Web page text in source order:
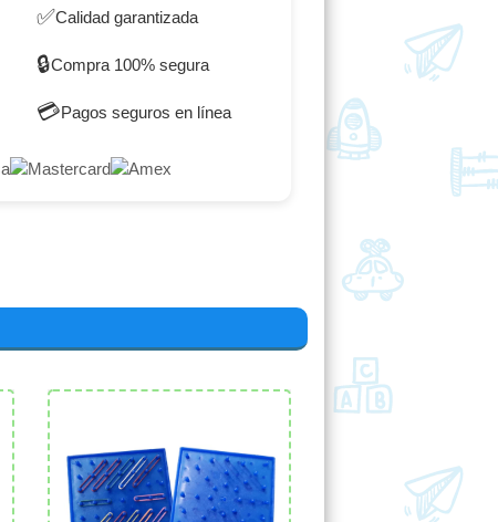
✅Calidad garantizada
🔒Compra 100% segura
💳Pagos seguros en línea